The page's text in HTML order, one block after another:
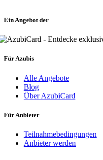
Ein Angebot der
Für Azubis
Alle Angebote
Blog
Über AzubiCard
Für Anbieter
Teilnahmebedingungen
Anbieter werden